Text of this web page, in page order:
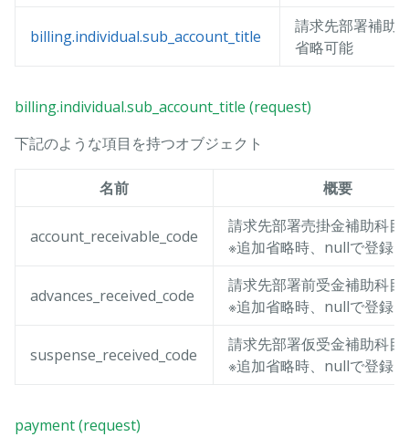
billing.individual.sub_account_title
請求先部署補助
省略可能
billing.individual.sub_account_title (request)
下記のような項目を持つオブジェクト
名前 概要
account_receivable_code
請求先部署売掛金補助科目
※追加省略時、nullで登録
advances_received_code
請求先部署前受金補助科目
※追加省略時、nullで登録
suspense_received_code
請求先部署仮受金補助科目
※追加省略時、nullで登録
payment (request)